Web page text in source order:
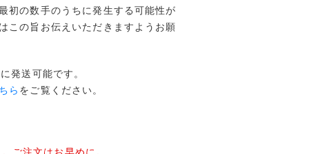
初の数手のうちに発生する可能性が
この旨お伝えいただきますようお願
発送可能です。
ら をご覧ください。